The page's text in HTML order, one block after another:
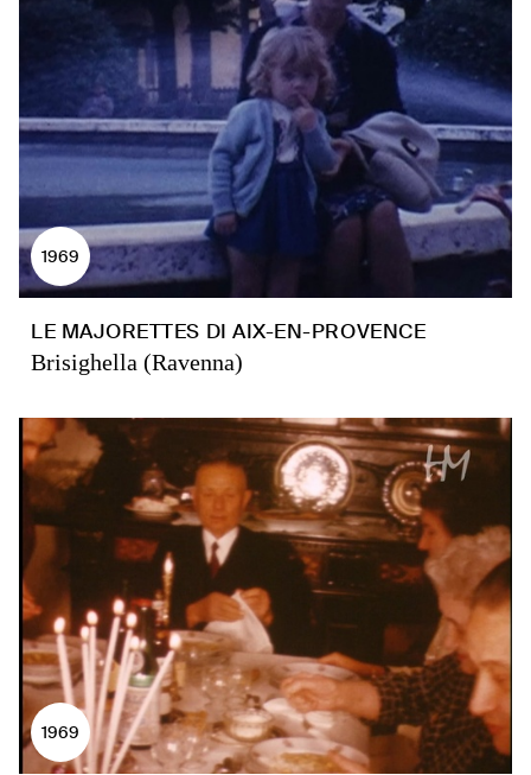
1969
LE MAJORETTES DI AIX-EN-PROVENCE
Brisighella (Ravenna)
1969